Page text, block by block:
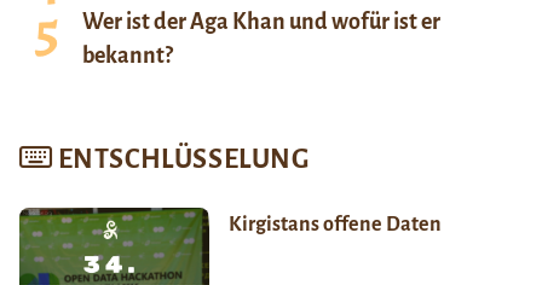
Wer ist der Aga Khan und wofür ist er
bekannt?
ENTSCHLÜSSELUNG
Kirgistans offene Daten